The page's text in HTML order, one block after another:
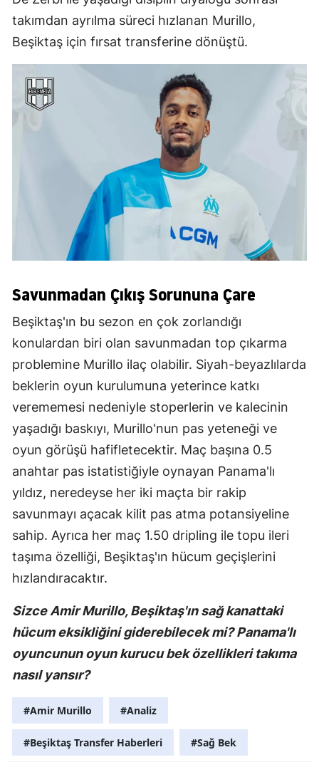
takımdan ayrılma süreci hızlanan Murillo,
Beşiktaş için fırsat transferine dönüştü.
Savunmadan Çıkış Sorununa Çare
Beşiktaş'ın bu sezon en çok zorlandığı
konulardan biri olan savunmadan top çıkarma
problemine Murillo ilaç olabilir. Siyah-beyazlılarda
beklerin oyun kurulumuna yeterince katkı
verememesi nedeniyle stoperlerin ve kalecinin
yaşadığı baskıyı, Murillo'nun pas yeteneği ve
oyun görüşü hafifletecektir. Maç başına 0.5
anahtar pas istatistiğiyle oynayan Panama'lı
yıldız, neredeyse her iki maçta bir rakip
savunmayı açacak kilit pas atma potansiyeline
sahip. Ayrıca her maç 1.50 dripling ile topu ileri
taşıma özelliği, Beşiktaş'ın hücum geçişlerini
hızlandıracaktır.
Sizce Amir Murillo, Beşiktaş'ın sağ kanattaki
hücum eksikliğini giderebilecek mi? Panama'lı
oyuncunun oyun kurucu bek özellikleri takıma
nasıl yansır?
#Amir Murillo #Analiz
#Beşiktaş Transfer Haberleri #Sağ Bek